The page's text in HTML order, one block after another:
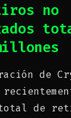
no
de
de